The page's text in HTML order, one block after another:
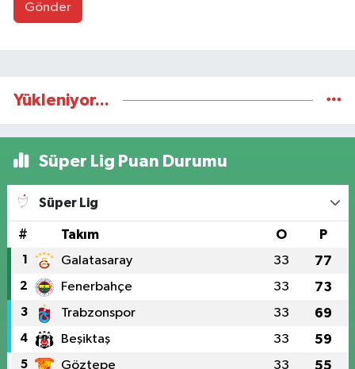
Gönder
Yükleniyor...
Süper Lig Puan Durumu
Süper Lig
# Takım O P
1 Galatasaray 33 77
2 Fenerbahçe 33 73
3 Trabzonspor 33 69
4 Beşiktaş 33 59
5 Göztepe 33 55